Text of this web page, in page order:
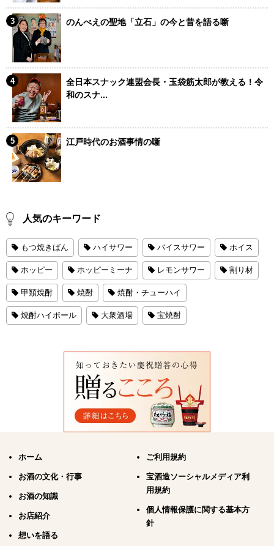
のんべえの聖地「立石」の今と昔を語る噺
全日本スナック連盟会長・玉袋筋太郎が教える！令
和のスナ...
江戸時代のお酒事情の噺
人気のキーワード
もつ焼きばん ハイサワー バイスサワー ホイス
ホッピー ホッピーミーナ レモンサワー 割り材
甲類焼酎 焼酎 焼酎・チューハイ
焼酎ハイボール 大衆酒場 宝焼酎
ホーム
お酒の文化・行事
お酒の知識
お店紹介
想いを語る
ご利用規約
宝酒造ソーシャルメディア利
用規約
個人情報保護に関する基本方
針